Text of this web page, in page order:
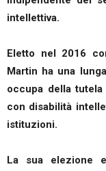
intellettiva.
Eletto nel 2016
Martin ha una
occupa della
con disabilità
istituzioni.
La sua elezione